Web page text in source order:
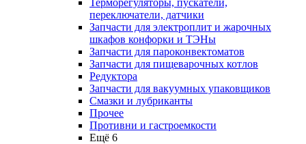
Терморегуляторы, пускатели,
переключатели, датчики
Запчасти для электроплит и жарочных
шкафов конфорки и ТЭНы
Запчасти для пароконвектоматов
Запчасти для пищеварочных котлов
Редуктора
Запчасти для вакуумных упаковщиков
Смазки и лубриканты
Прочее
Противни и гастроемкости
Ещё 6